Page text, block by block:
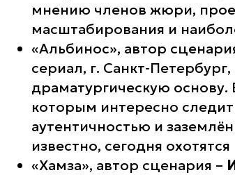
мнению членов жюри,
масштабирования и
«Альбинос», автор
сериал, г. Санкт-
драматургическую основу.
которым интересно
аутентичностью и
известно, сегодня охотятся
«Хамза», автор сценария –